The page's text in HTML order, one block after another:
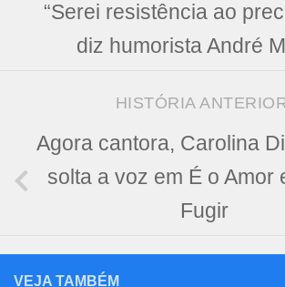
“Serei resistência ao
diz humorista André
HISTÓRIA
Agora cantora, Carolina
solta a voz em É o Amor
Fugir
VEJA TAMBÉM